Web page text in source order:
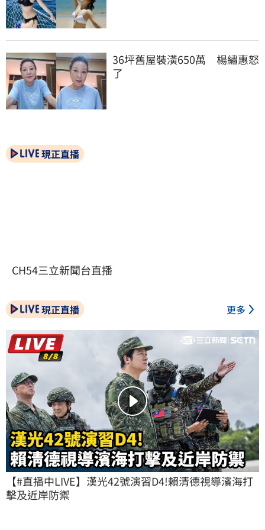
36坪舊屋裝潢650萬　楊繡惠怒
了
現正直播
CH54三立新聞台直播
現正直播 更多
【#直播中LIVE】漢光42號演習D4!賴清德視導濱海打
擊及近岸防禦